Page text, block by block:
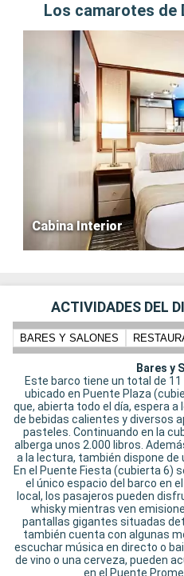
Los camarotes de
Cabina Interior
ACTIVIDADES DEL
BARES Y SALONES
Bares y
Este barco tiene un total de 11
ubicado en Puente Plaza
que, abierta todo el día, espera
de bebidas calientes y diversos
pasteles. Continuando en la
alberga unos 2.000 libros.
a la lectura, también dispone de
En el Puente Fiesta (cubierta 6)
el único espacio del barco en
local, los pasajeros pueden
whisky mientras ven
pantallas gigantes situadas
también cuenta con algunas
escuchar música en directo o
de vino o una cerveza, pueden
en el Puente